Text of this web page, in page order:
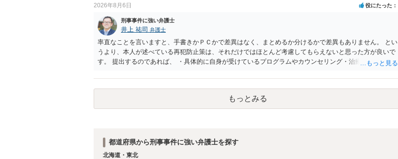
2026年8月6日 役にたった
刑事事件に強い弁護士
井上 祐司 弁護士
率直なことを言いますと、手書きかＰＣかで差異はなく、まとめるか分けるかで差異もありません。 とい
うより、本人が述べている再犯防止策は、それだけではほとんど考慮してもらえないと思った方が良いで
す。 提出するのであれば、 ・具体的に自身が受けているプログラムやカウンセリング・治療の内容 ・利
者の証言 など、証拠で担保された客観性と実現可能性があるものでなければあまり意味がありません。
もともと執行猶予が狙える事案であれば本人の反省の言葉だけで十分であり、実刑となるか微妙な事案で
は、本人が再発防止策をいくら述べてもほとんど効果は望めないというのが実感です。
もっとみる
都道府県から刑事事件に強い弁護士を探す
北海道・東北